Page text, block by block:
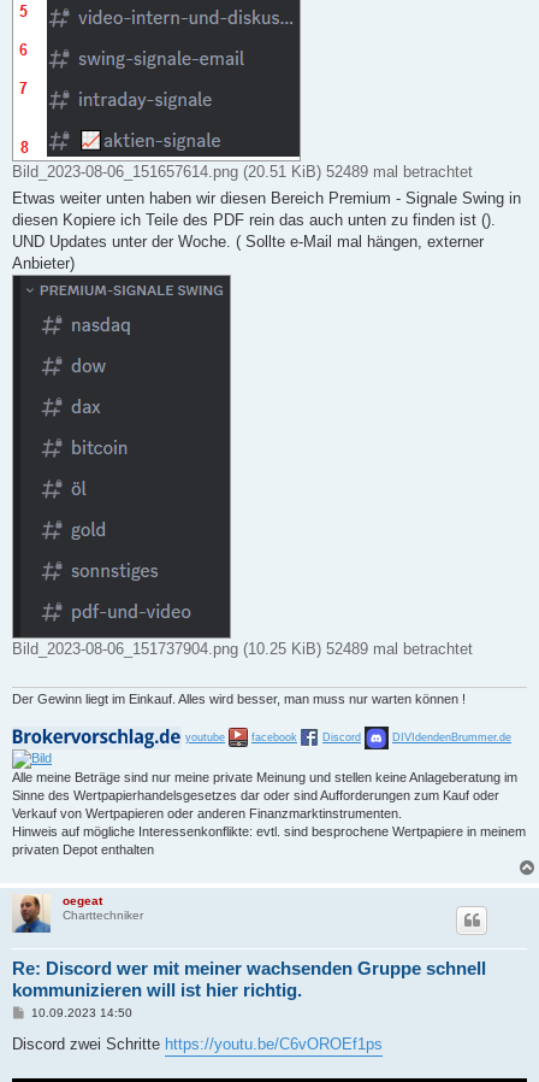
Bild_2023-08-06_151657614.png (20.51 KiB) 52489 mal betrachtet
Etwas weiter unten haben wir diesen Bereich Premium - Signale Swing in
diesen Kopiere ich Teile des PDF rein das auch unten zu finden ist ().
UND Updates unter der Woche. ( Sollte e-Mail mal hängen, externer
Anbieter)
Bild_2023-08-06_151737904.png (10.25 KiB) 52489 mal betrachtet
Der Gewinn liegt im Einkauf. Alles wird besser, man muss nur warten können !
youtube facebook Discord DIVIdendenBrummer.de
Alle meine Beträge sind nur meine private Meinung und stellen keine Anlageberatung im
Sinne des Wertpapierhandelsgesetzes dar oder sind Aufforderungen zum Kauf oder
Verkauf von Wertpapieren oder anderen Finanzmarktinstrumenten.
Hinweis auf mögliche Interessenkonflikte: evtl. sind besprochene Wertpapiere in meinem
privaten Depot enthalten
oegeat
Charttechniker
Re: Discord wer mit meiner wachsenden Gruppe schnell
kommunizieren will ist hier richtig.
B
i
10.09.2023 14:50
Discord zwei Schritte https://youtu.be/C6vOROEf1ps